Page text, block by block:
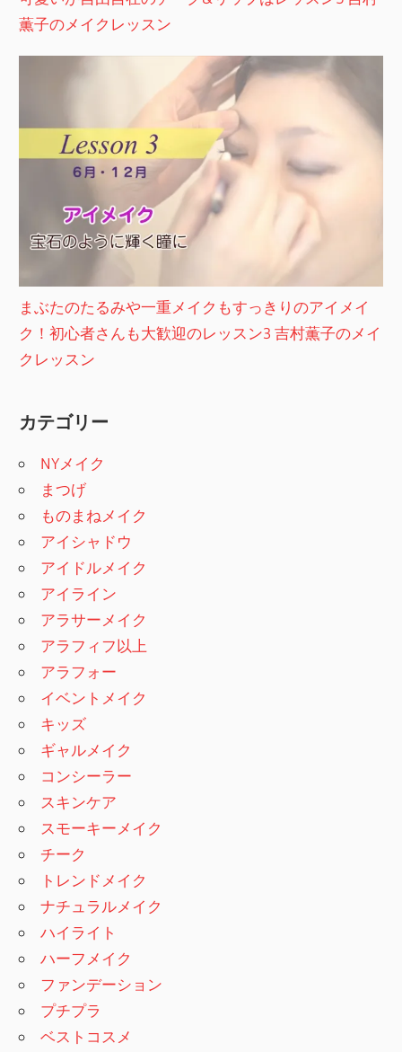
薫子のメイクレッスン
まぶたのたるみや一重メイクもすっきりのアイメイ
ク！初心者さんも大歓迎のレッスン3 吉村薫子のメイ
クレッスン
カテゴリー
NYメイク
まつげ
ものまねメイク
アイシャドウ
アイドルメイク
アイライン
アラサーメイク
アラフィフ以上
アラフォー
イベントメイク
キッズ
ギャルメイク
コンシーラー
スキンケア
スモーキーメイク
チーク
トレンドメイク
ナチュラルメイク
ハイライト
ハーフメイク
ファンデーション
プチプラ
ベストコスメ